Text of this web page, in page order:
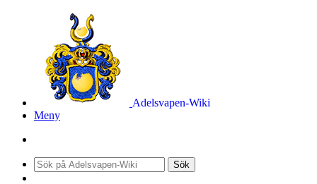
Adelsvapen-Wiki
Meny
Sök